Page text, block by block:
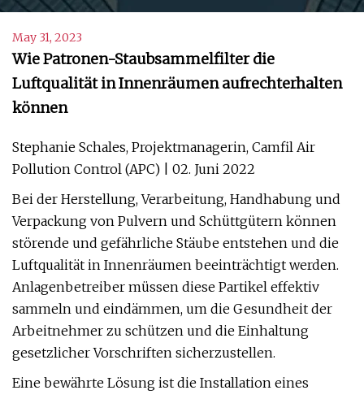
May 31, 2023
Wie Patronen-Staubsammelfilter die
Luftqualität in Innenräumen aufrechterhalten
können
Stephanie Schales, Projektmanagerin, Camfil Air
Pollution Control (APC) | 02. Juni 2022
Bei der Herstellung, Verarbeitung, Handhabung und
Verpackung von Pulvern und Schüttgütern können
störende und gefährliche Stäube entstehen und die
Luftqualität in Innenräumen beeinträchtigt werden.
Anlagenbetreiber müssen diese Partikel effektiv
sammeln und eindämmen, um die Gesundheit der
Arbeitnehmer zu schützen und die Einhaltung
gesetzlicher Vorschriften sicherzustellen.
Eine bewährte Lösung ist die Installation eines